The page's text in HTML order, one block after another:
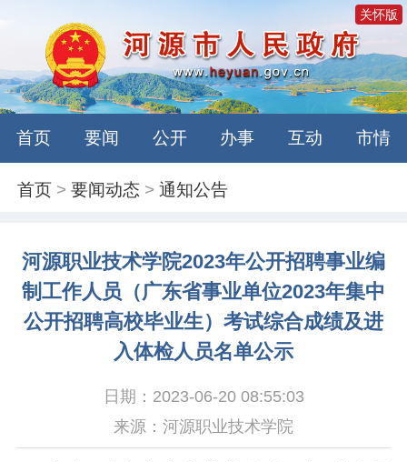
关怀版
首页 要闻 公开 办事 互动 市情
首页 >要闻动态 >通知公告
河源职业技术学院2023年公开招聘事业编
制工作人员（广东省事业单位2023年集中
公开招聘高校毕业生）考试综合成绩及进
入体检人员名单公示
日期：2023-06-20 08:55:03
来源：河源职业技术学院